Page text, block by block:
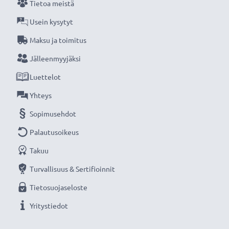
ne täyttävät kokonaan korkeimmat EU-standardit -
siksi akuillamme on 3 vuoden takuu. Valitse
subtel®, etkä tingi laadusta.
Tietoa meistä
Usein kysytyt
Maksu ja toimitus
Jälleenmyyjäksi
Luettelot
Yhteys
Sopimusehdot
Palautusoikeus
Takuu
Turvallisuus & Sertifioinnit
Tietosuojaseloste
Yritystiedot